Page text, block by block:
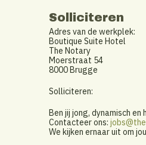
Solliciteren
Adres van de werkplek:
Boutique Suite Hotel
The Notary
Moerstraat 54
8000 Brugge
Solliciteren:
Ben jij jong, dynamisch
Contacteer ons:
We kijken ernaar uit om